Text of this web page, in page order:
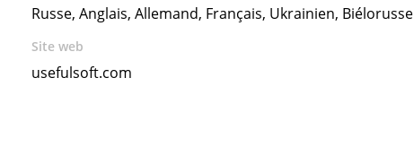
Russe, Anglais, Allemand, Français, Ukrainien, Biélorusse
Site web
usefulsoft.com